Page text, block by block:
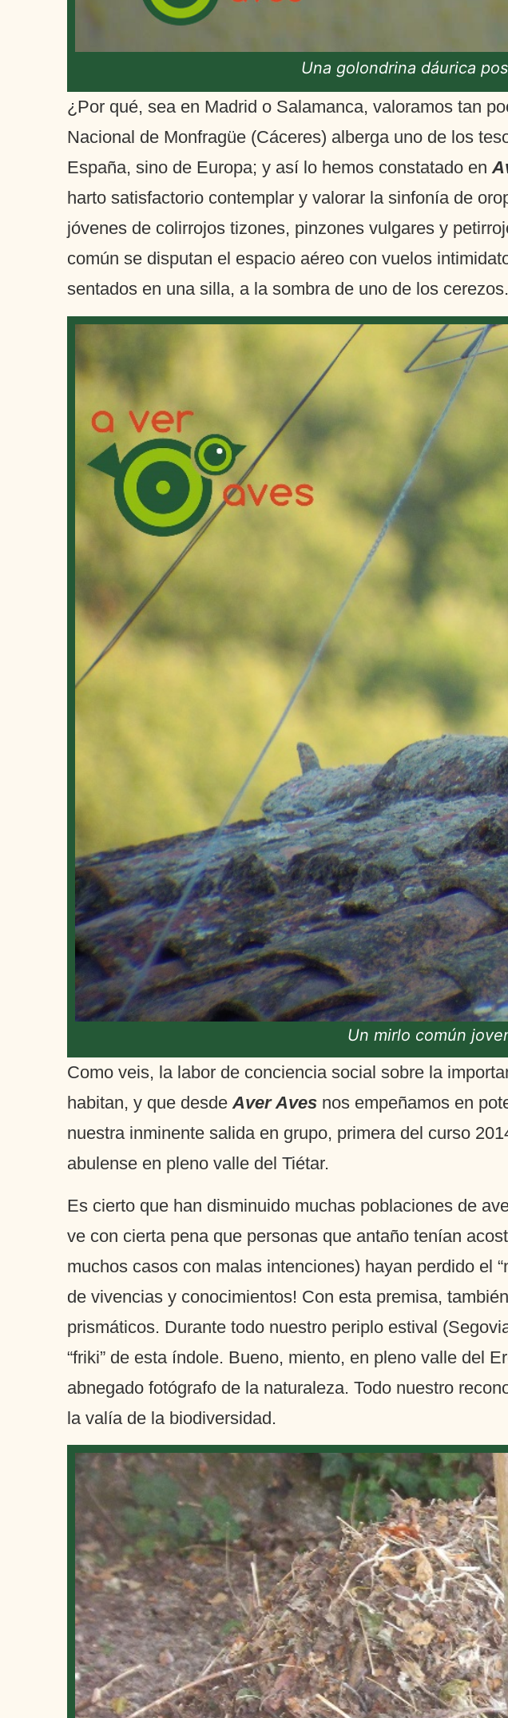
Una golondrina dáurica
¿Por qué, sea en Madrid o Salamanca, valoramos tan
Nacional de Monfragüe (Cáceres) alberga uno de los
España, sino de Europa; y así lo hemos constatado en
harto satisfactorio contemplar y valorar la sinfonía de
jóvenes de colirrojos tizones, pinzones vulgares y
común se disputan el espacio aéreo con vuelos
sentados en una silla, a la sombra de uno de los cerezos.
Un mirlo común
Como veis, la labor de conciencia social sobre la
habitan, y que desdeAver Aves nos empeñamos en
nuestra inminente salida en grupo, primera del curso
abulense en pleno valle del Tiétar.
Es cierto que han disminuido muchas poblaciones de
ve con cierta pena que personas que antaño tenían
muchos casos con malas intenciones) hayan perdido el
de vivencias y conocimientos! Con esta premisa,
prismáticos. Durante todo nuestro periplo estival
“friki” de esta índole. Bueno, miento, en pleno valle del
abnegado fotógrafo de la naturaleza. Todo nuestro
la valía de la biodiversidad.